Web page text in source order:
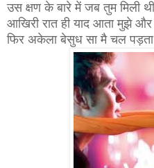
उस क्षण के बारे में जब तुम मिली
आखिरी रात ही याद आता मुझे और
फिर अकेला बेसुध सा मै चल